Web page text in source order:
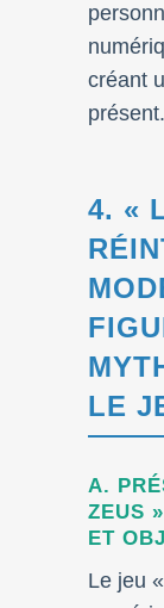
créant
présent.
4. «
LE
A.
ZEUS
ET
Le jeu